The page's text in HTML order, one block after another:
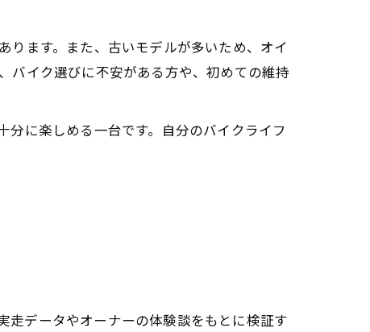
ります。また、古いモデルが多いため、オイ
バイク選びに不安がある方や、初めての維持
に楽しめる一台です。自分のバイクライフ
走データやオーナーの体験談をもとに検証す